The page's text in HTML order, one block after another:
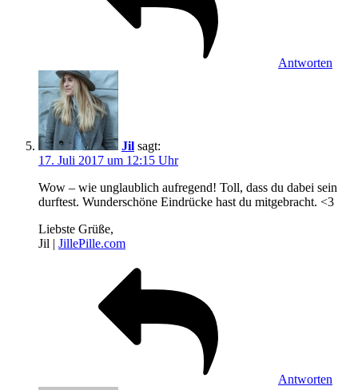
Antworten
Jil sagt:
17. Juli 2017 um 12:15 Uhr
Wow – wie unglaublich aufregend! Toll, dass du dabei sein
durftest. Wunderschöne Eindrücke hast du mitgebracht. <3
Liebste Grüße,
Jil | JillePille.com
Antworten